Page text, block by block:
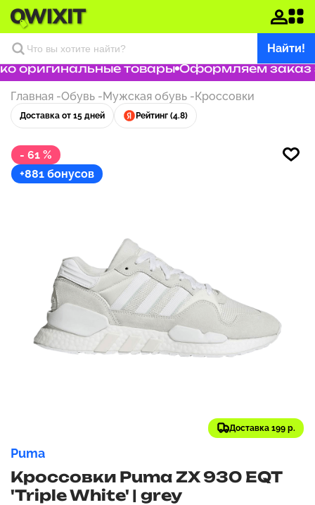
Найти!
оригинальные товары Оформляем заказ
Главная -Обувь -Мужская обувь -Кроссовки
Доставка от 15 дней Рейтинг (4.8)
- 61 %
+881 бонусов
Доставка 199 р.
Puma
Кроссовки Puma ZX 930 EQT
'Triple White' | grey